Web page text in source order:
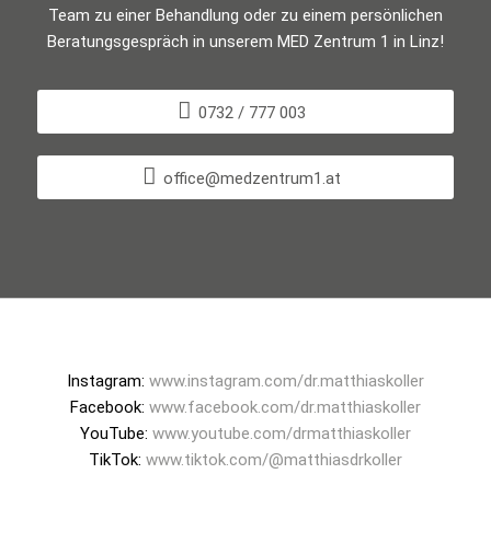
Team zu einer Behandlung oder zu einem persönlichen
Beratungsgespräch in unserem MED Zentrum 1 in Linz!
0732 / 777 003
office@medzentrum1.at
Instagram: www.instagram.com/dr.matthiaskoller
Facebook: www.facebook.com/dr.matthiaskoller
YouTube: www.youtube.com/drmatthiaskoller
TikTok: www.tiktok.com/@matthiasdrkoller